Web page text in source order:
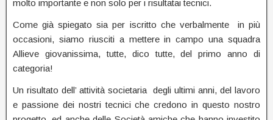
molto importante e non solo per i risultatai tecnici.
Come già spiegato sia per iscritto che verbalmente in più
occasioni, siamo riusciti a mettere in campo una squadra
Allieve giovanissima, tutte, dico tutte, del primo anno di
categoria!
Un risultato dell’ attività societaria degli ultimi anni, del lavoro
e passione dei nostri tecnici che credono in questo nostro